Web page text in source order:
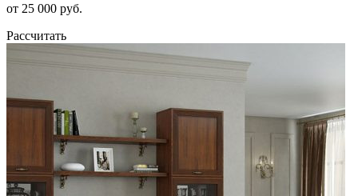
от 25 000 руб.
Рассчитать